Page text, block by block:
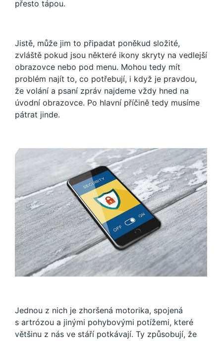
přesto tápou.
Jistě, může jim to připadat poněkud složité,
zvláště pokud jsou některé ikony skryty na vedlejší
obrazovce nebo pod menu. Mohou tedy mít
problém najít to, co potřebují, i když je pravdou,
že volání a psaní zpráv najdeme vždy hned na
úvodní obrazovce. Po hlavní příčině tedy musíme
pátrat jinde.
Jednou z nich je zhoršená motorika, spojená
s artrózou a jinými pohybovými potížemi, které
většinu z nás ve stáří potkávají. Ty způsobují, že